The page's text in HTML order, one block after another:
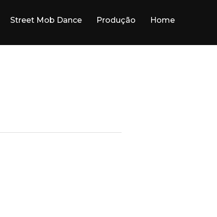
Street Mob Dance Produção Home